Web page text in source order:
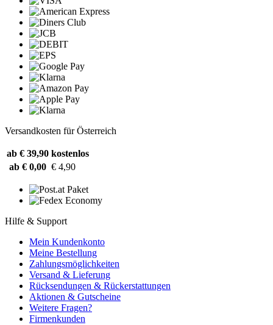
Versandkosten für Österreich
ab € 39,90 kostenlos
ab € 0,00 € 4,90
Hilfe & Support
Mein Kundenkonto
Meine Bestellung
Zahlungsmöglichkeiten
Versand & Lieferung
Rücksendungen & Rückerstattungen
Aktionen & Gutscheine
Weitere Fragen?
Firmenkunden